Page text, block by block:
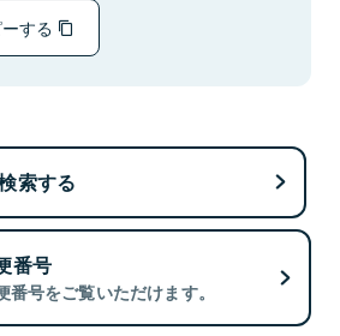
する
索する
番号
号をご覧いただけます。